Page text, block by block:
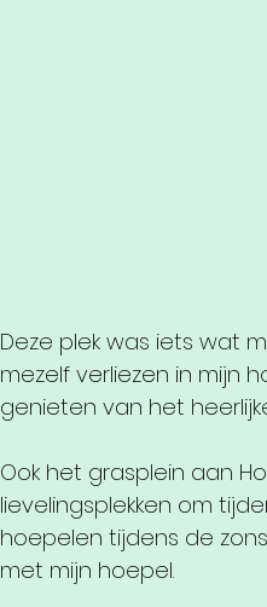
Deze plek was iets wat
mezelf verliezen in mijn
genieten van het
Ook het grasplein aan
lievelingsplekken om
hoepelen tijdens de
met mijn hoepel.